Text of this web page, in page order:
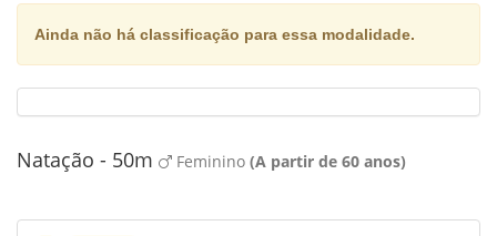
Ainda não há classificação para essa modalidade.
Natação - 50m Feminino (A partir de 60 anos)